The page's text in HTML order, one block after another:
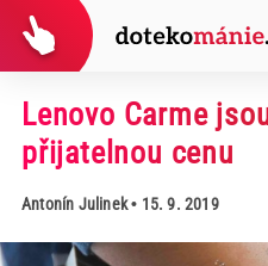
Lenovo Carme
přijatelnou cenu
Antonín Julinek• 15. 9. 2019